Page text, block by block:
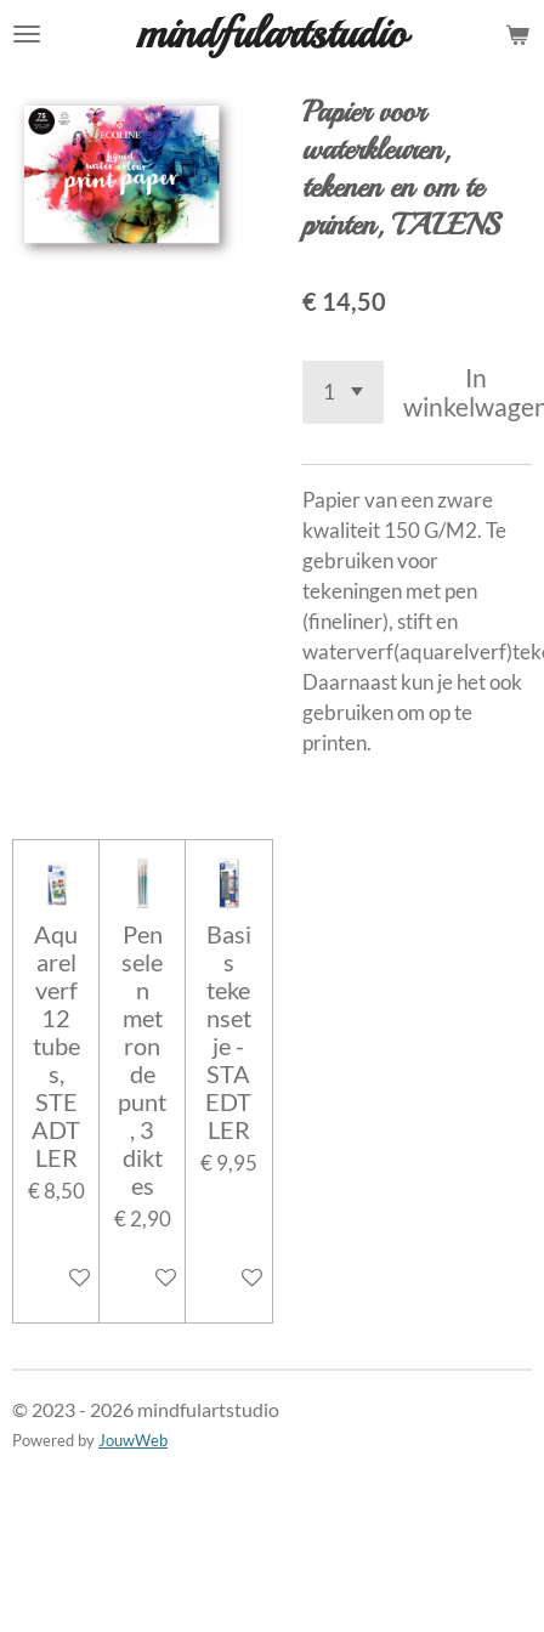
Ga
de
hoofdinhoud
mindfulartstudio
Papier voor
waterkleuren,
tekenen en om te
printen, TALENS
€ 14,50
In
Papier van een zware
kwaliteit 150 G/M2. Te
gebruiken voor
tekeningen met pen
(fineliner), stift en
Daarnaast kun je het ook
gebruiken om op te
printen.
Aqu
arel
verf
12
tube
s,
STE
ADT
LER
€ 8,50
In winkelwagen
Pen
sele
n
met
ron
de
punt
, 3
dikt
es
€ 2,90
In winkelwagen
Basi
s
teke
nset
je -
STA
EDT
LER
€ 9,95
In winkelwagen
© 2023 - 2026 mindfulartstudio
Powered by JouwWeb